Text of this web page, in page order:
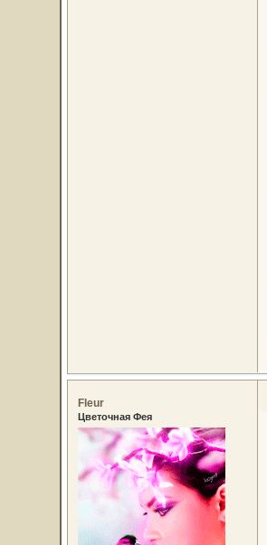
Fleur
Цветочная Фея